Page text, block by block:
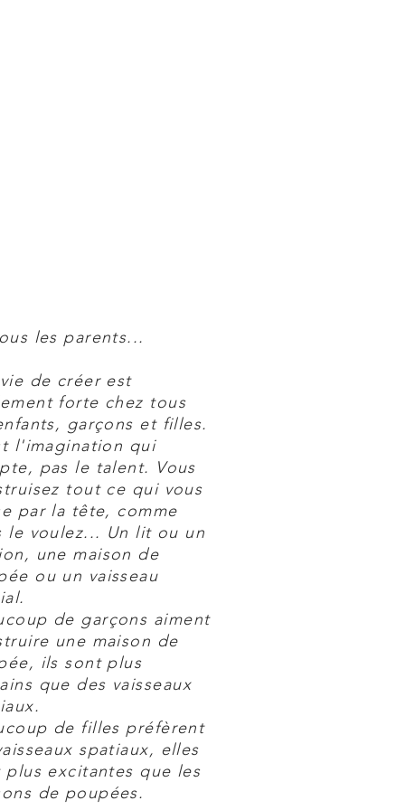
les parents...
de créer est
forte chez tous
garçons et filles.
l'imagination qui
pas le talent. Vous
tout ce qui vous
par la tête, comme
le voulez... Un lit ou un
une maison de
ou un vaisseau
de garçons aiment
une maison de
ils sont plus
que des vaisseaux
de filles préfèrent
spatiaux, elles
plus excitantes que les
de poupées.